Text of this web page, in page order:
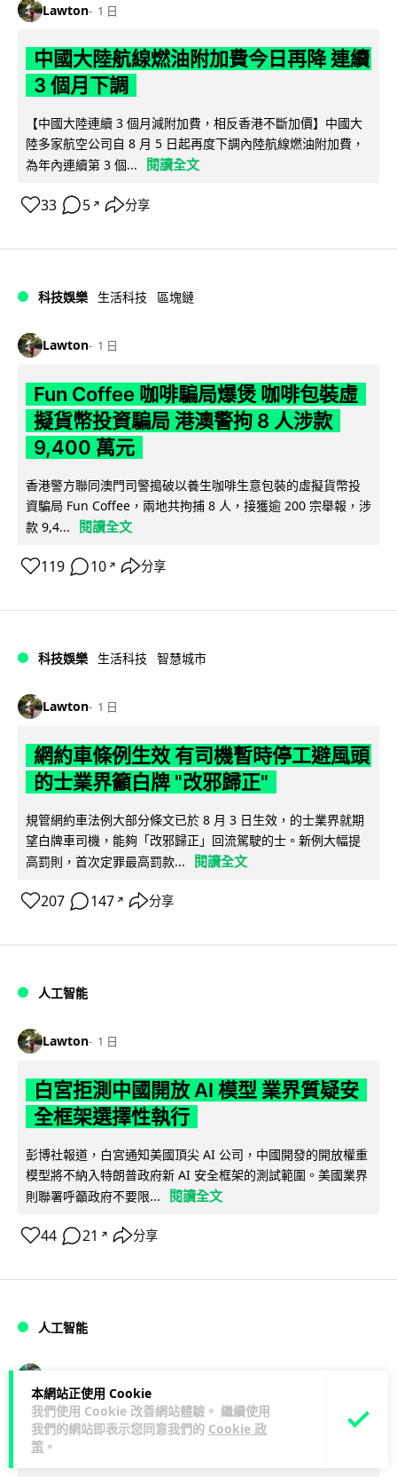
本網站正使用 Cookie
我們使用 Cookie 改善網站體驗。 繼續使用
我們的網站即表示您同意我們的 Cookie 政
策 。
Lawton 1 日
中國大陸航線燃油附加費今日再降 連續
3 個月下調
【中國大陸連續 3 個月減附加費，相反香港不斷加價】中國大
陸多家航空公司自 8 月 5 日起再度下調內陸航線燃油附加費，
為年內連續第 3 個...
閱讀全文
33 5 ↗ 分享
科技娛樂 生活科技 區塊鏈
Lawton 1 日
Fun Coffee 咖啡騙局爆煲 咖啡包裝虛
擬貨幣投資騙局 港澳警拘 8 人涉款
9,400 萬元
香港警方聯同澳門司警搗破以養生咖啡生意包裝的虛擬貨幣投
資騙局 Fun Coffee，兩地共拘捕 8 人，接獲逾 200 宗舉報，涉
款 9,4...
閱讀全文
119 10 ↗ 分享
科技娛樂 生活科技 智慧城市
Lawton 1 日
網約車條例生效 有司機暫時停工避風頭
的士業界籲白牌 "改邪歸正"
規管網約車法例大部分條文已於 8 月 3 日生效，的士業界就期
望白牌車司機，能夠「改邪歸正」回流駕駛的士。新例大幅提
高罰則，首次定罪最高罰款...
閱讀全文
207 147 ↗ 分享
人工智能
Lawton 1 日
白宮拒測中國開放 AI 模型 業界質疑安
全框架選擇性執行
彭博社報道，白宮通知美國頂尖 AI 公司，中國開發的開放權重
模型將不納入特朗普政府新 AI 安全框架的測試範圍。美國業界
則聯署呼籲政府不要限...
閱讀全文
44 21 ↗ 分享
人工智能
地盤偷吸煙難逃高空法眼 勞工處出動熱
感無人機 擬加 AI 人臉識別精準執法